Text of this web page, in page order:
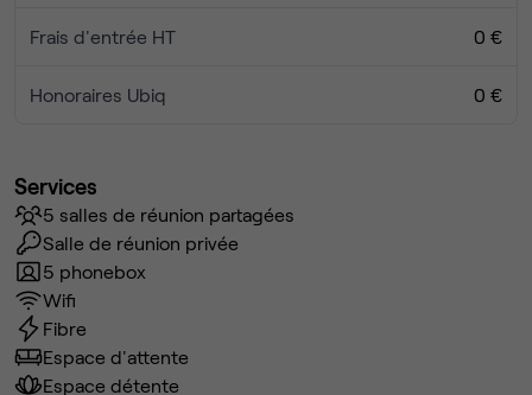
Frais d'entrée HT 0 €
Honoraires Ubiq 0 €
Services
5 salles de réunion partagées
Salle de réunion privée
5 phonebox
Wifi
Fibre
Espace d'attente
Espace détente